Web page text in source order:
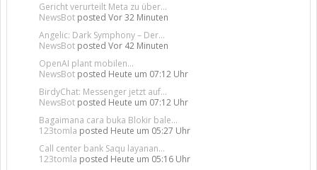
Gericht verurteilt Meta zu über...
NewsBot posted Vor 32 Minuten
Angelic: Dark Symphony – Der...
NewsBot posted Vor 42 Minuten
OpenAI plant mobilen...
NewsBot posted Heute um 07:12 Uhr
BirdyChat: Messenger jetzt auf...
NewsBot posted Heute um 07:12 Uhr
Bagaimana cara buka Blokir bale...
123tomla posted Heute um 05:27 Uhr
Call center bank Saqu layanan...
123tomla posted Heute um 05:16 Uhr